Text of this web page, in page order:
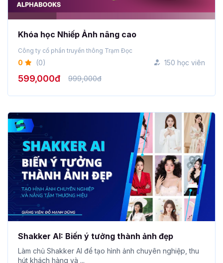
Khóa học Nhiếp Ảnh nâng cao
Công ty cổ phần truyền thông Trạm Đọc
0 (0) 150 học viên
599,000đ 999,000đ
Shakker AI: Biến ý tưởng thành ảnh đẹp
Làm chủ Shakker AI để tạo hình ảnh chuyên nghiệp, thu
hút khách hàng và ...